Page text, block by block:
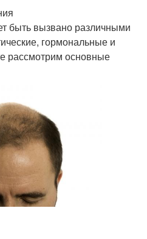
быть вызвано различными
гормональные и
рассмотрим основные